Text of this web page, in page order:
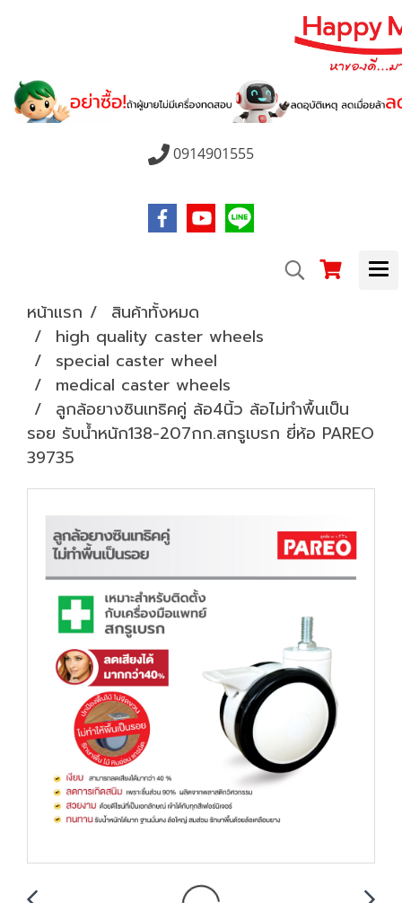
0914901555
หน้าแรก
สินค้าทั้งหมด
high quality caster wheels
special caster wheel
medical caster wheels
ลูกล้อยางซินเทธิคคู่ ล้อ4นิ้ว ล้อไม่ทำพื้นเป็น
รอย รับน้ำหนัก138-207กก.สกรูเบรก ยี่ห้อ PAREO
39735